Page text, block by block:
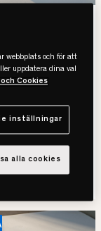
stöd för nacke & axlar
material
senaste 30 dagar
webbplats och för att
uppdatera dina val
Cookies
inställningar
alla cookies